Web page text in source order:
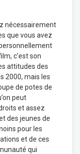
nécessairement
que vous avez
c’est son
attitudes des
2000, mais les
de potes de
peut
et assez
des jeunes de
pour les
et de ces
qui